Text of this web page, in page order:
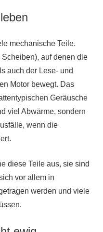
mechanische Teile.
auf denen die
auch der Lese- und
Motor bewegt. Das
Geräusche
viel Abwärme, sondern
wenn die
diese Teile aus, sie sind
vor allem in
werden und viele